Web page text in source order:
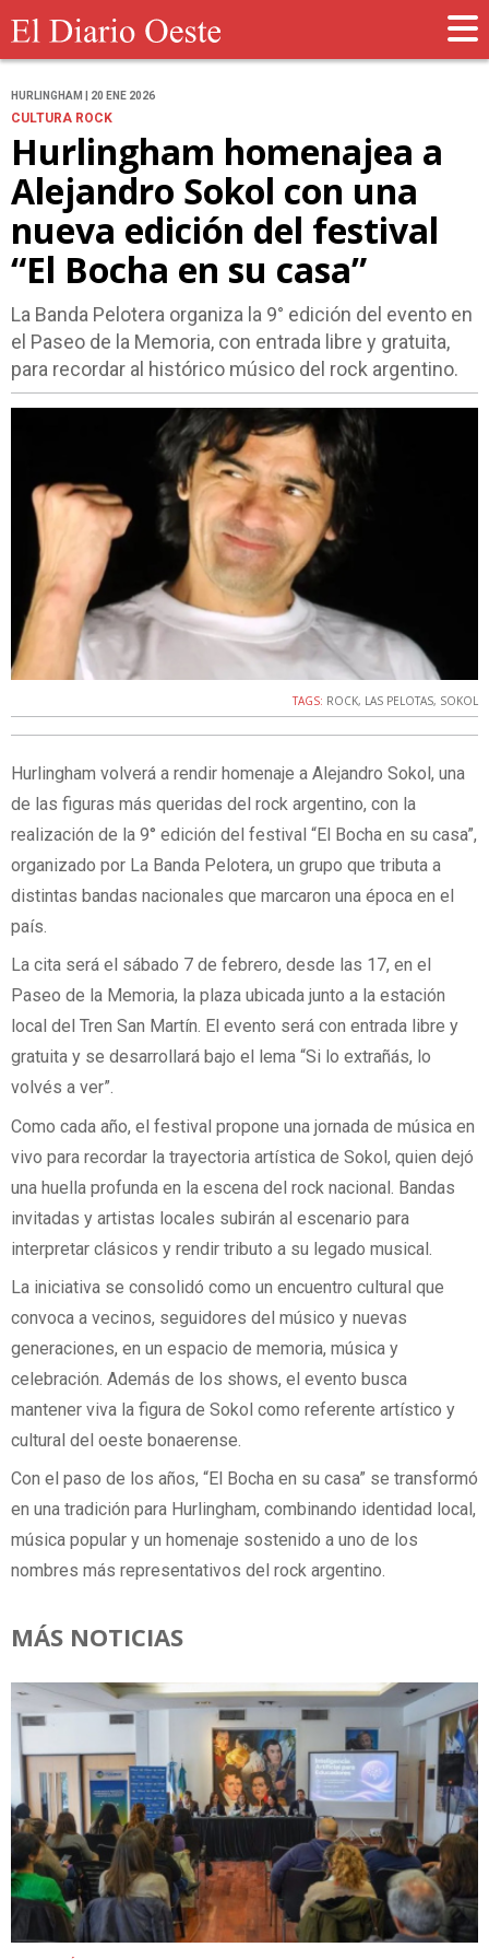
HURLINGHAM | 20 ENE 2026
CULTURA ROCK
Hurlingham homenajea a
Alejandro Sokol con una
nueva edición del festival
“El Bocha en su casa”
La Banda Pelotera organiza la 9° edición del evento en
el Paseo de la Memoria, con entrada libre y gratuita,
para recordar al histórico músico del rock argentino.
TAGS: ROCK, LAS PELOTAS, SOKOL
Hurlingham volverá a rendir homenaje a Alejandro Sokol, una
de las figuras más queridas del rock argentino, con la
realización de la 9° edición del festival “El Bocha en su casa”,
organizado por La Banda Pelotera, un grupo que tributa a
distintas bandas nacionales que marcaron una época en el
país.
La cita será el sábado 7 de febrero, desde las 17, en el
Paseo de la Memoria, la plaza ubicada junto a la estación
local del Tren San Martín. El evento será con entrada libre y
gratuita y se desarrollará bajo el lema “Si lo extrañás, lo
volvés a ver”.
Como cada año, el festival propone una jornada de música en
vivo para recordar la trayectoria artística de Sokol, quien dejó
una huella profunda en la escena del rock nacional. Bandas
invitadas y artistas locales subirán al escenario para
interpretar clásicos y rendir tributo a su legado musical.
La iniciativa se consolidó como un encuentro cultural que
convoca a vecinos, seguidores del músico y nuevas
generaciones, en un espacio de memoria, música y
celebración. Además de los shows, el evento busca
mantener viva la figura de Sokol como referente artístico y
cultural del oeste bonaerense.
Con el paso de los años, “El Bocha en su casa” se transformó
en una tradición para Hurlingham, combinando identidad local,
música popular y un homenaje sostenido a uno de los
nombres más representativos del rock argentino.
MÁS NOTICIAS